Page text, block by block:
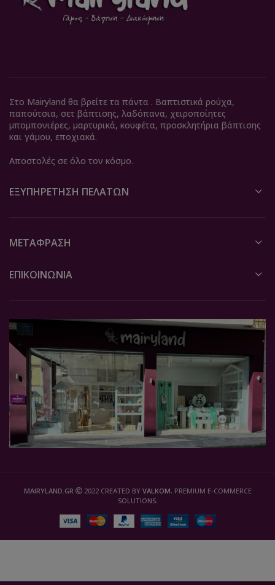
Στο Mairyland θα βρείτε τα πάντα . Βαπτιστικά ρούχα,
παπούτσια, σετ βάπτισης, λαδόπανα, χειροποίητες
μπομπονιέρες, μαρτυρικά, κουφέτα, προσκλητήρια βάπτισης
και γάμου, εποχιακά.
Αποστολές σε όλο τον κόσμο.
ΕΞΥΠΗΡΈΤΗΣΗ ΠΕΛΑΤΏΝ
ΜΕΤΆΦΡΑΣΗ
ΕΠΙΚΟΙΝΩΝΙΑ
MAIRYLAND.GR 2022 CREATED BY VALKOM. PREMIUM E-COMMERCE
SOLUTIONS.